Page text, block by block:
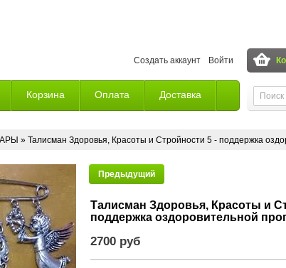
Создать аккаунт Войти
Корзина Оплата Доставка
» Талисман Здоровья, Красоты и Стройности 5 - поддержка
Предыдущий
Талисман Здоровья, Красоты и
поддержка оздоровительной
2700 руб